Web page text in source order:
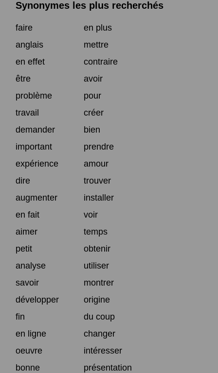
Synonymes les plus recherchés
faire
en plus
anglais
mettre
en effet
contraire
être
avoir
problème
pour
travail
créer
demander
bien
important
prendre
expérience
amour
dire
trouver
augmenter
installer
en fait
voir
aimer
temps
petit
obtenir
analyse
utiliser
savoir
montrer
développer
origine
fin
du coup
en ligne
changer
oeuvre
intéresser
bonne
présentation